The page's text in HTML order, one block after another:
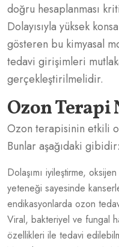
doğru hesaplanması
Dolayısıyla yüksek
gösteren bu kimyasal
tedavi girişimleri
gerçekleştirilmelidir.
Ozon Terapi
Ozon terapisinin etkili
Bunlar aşağıdaki gibidir:
Dolaşımı iyileştirme,
yeteneği sayesinde
endikasyonlarda ozon
Viral, bakteriyel ve fungal
özellikleri ile tedavi